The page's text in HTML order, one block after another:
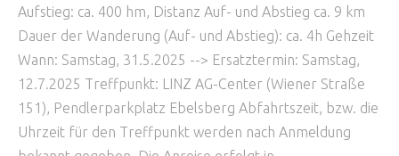
Aufstieg: ca. 400 hm, Distanz Auf- und Abstieg ca. 9 km
Dauer der Wanderung (Auf- und Abstieg): ca. 4h Gehzeit
Wann: Samstag, 31.5.2025 --> Ersatztermin: Samstag,
12.7.2025 Treffpunkt: LINZ AG-Center (Wiener Straße
151), Pendlerparkplatz Ebelsberg Abfahrtszeit, bzw. die
Uhrzeit für den Treffpunkt werden nach Anmeldung